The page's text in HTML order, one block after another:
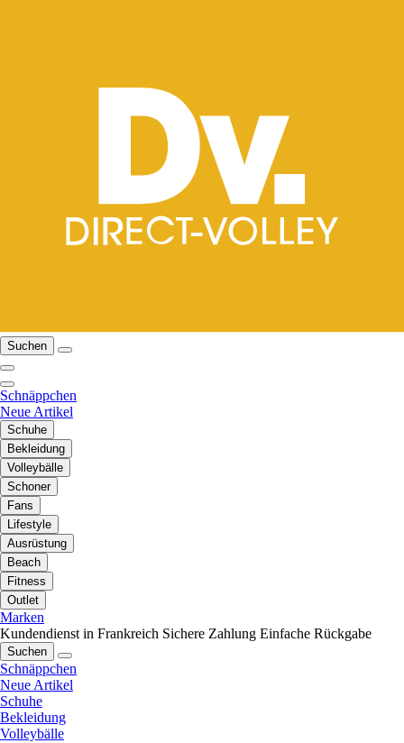
Suchen
Schnäppchen
Neue Artikel
Schuhe
Bekleidung
Volleybälle
Schoner
Fans
Lifestyle
Ausrüstung
Beach
Fitness
Outlet
Marken
Kundendienst in Frankreich Sichere Zahlung Einfache Rückgabe
Suchen
Schnäppchen
Neue Artikel
Schuhe
Bekleidung
Volleybälle